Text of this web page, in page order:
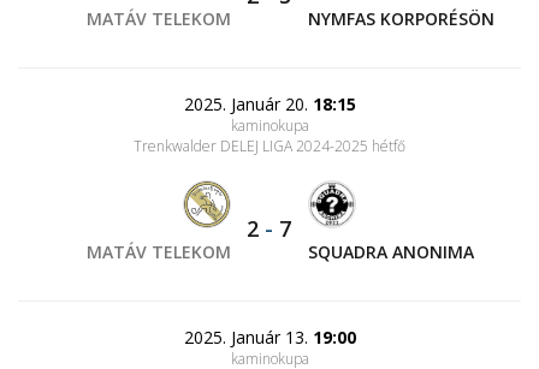
MATÁV TELEKOM NYMFAS KORPORÉSÖN
2025. Január 20. 18:15
kaminokupa
Trenkwalder DELEJ LIGA 2024-2025 hétfő
MATÁV TELEKOM
2 - 7
SQUADRA ANONIMA
2025. Január 13. 19:00
kaminokupa